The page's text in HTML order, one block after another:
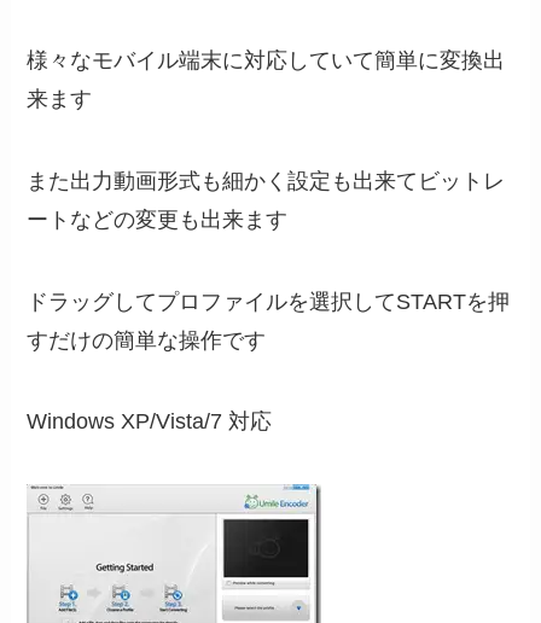
様々なモバイル端末に対応していて簡単に変換出
来ます
また出力動画形式も細かく設定も出来てビットレ
ートなどの変更も出来ます
ドラッグしてプロファイルを選択してSTARTを押
すだけの簡単な操作です
Windows XP/Vista/7 対応